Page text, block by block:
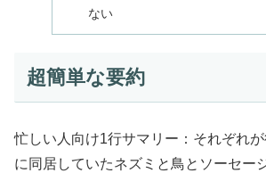
ない
超簡単な要約
忙しい人向け1行サマリー：それぞれ
に同居していたネズミと鳥とソーセー